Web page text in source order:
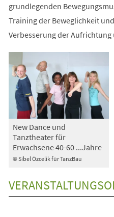
grundlegenden
Training der Beweglichkeit
Verbesserung der
© Sibel Özcelik für TanzBau
New Dance und
Tanztheater für
Erwachsene 40-60 ...Jahre